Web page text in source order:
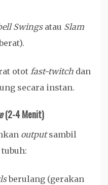
Swingsatau Slam
otot fast-twitch dan
secara instan.
(2-4 Menit)
outputsambil
berulang (gerakan